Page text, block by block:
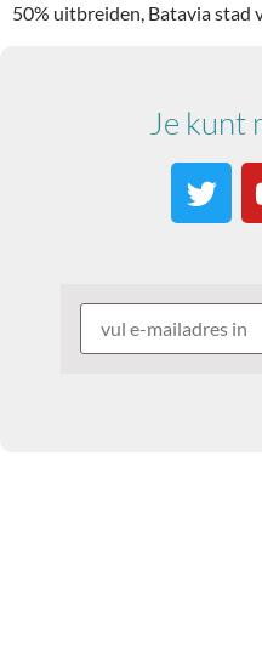
50% uitbreiden, Batavia stad
Je kunt